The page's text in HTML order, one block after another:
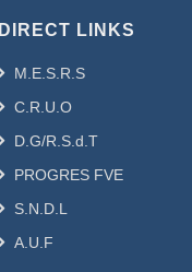
DIRECT LINKS
M.E.S.R.S
C.R.U.O
D.G/R.S.d.T
PROGRES FVE
S.N.D.L
A.U.F